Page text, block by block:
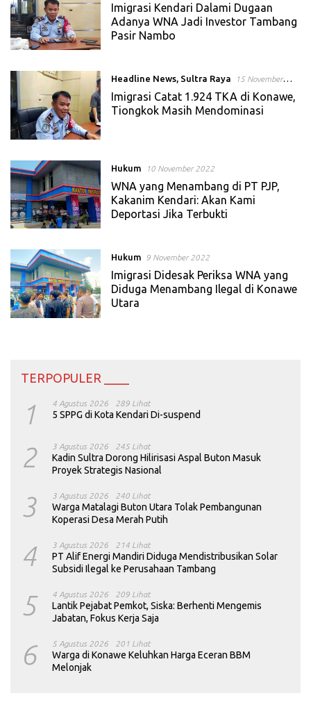
Imigrasi Kendari Dalami Dugaan
Adanya WNA Jadi Investor Tambang
Pasir Nambo
Headline News, Sultra Raya
15 November
2022
Imigrasi Catat 1.924 TKA di Konawe,
Tiongkok Masih Mendominasi
Hukum 10 November 2022
WNA yang Menambang di PT PJP,
Kakanim Kendari: Akan Kami
Deportasi Jika Terbukti
Hukum 9 November 2022
Imigrasi Didesak Periksa WNA yang
Diduga Menambang Ilegal di Konawe
Utara
TERPOPULER ____
1 4 Agustus 2026 289 Lihat
5 SPPG di Kota Kendari Di-suspend
2 3 Agustus 2026 245 Lihat
Kadin Sultra Dorong Hilirisasi Aspal Buton Masuk
Proyek Strategis Nasional
3 3 Agustus 2026 240 Lihat
Warga Matalagi Buton Utara Tolak Pembangunan
Koperasi Desa Merah Putih
4 3 Agustus 2026 214 Lihat
PT Alif Energi Mandiri Diduga Mendistribusikan Solar
Subsidi Ilegal ke Perusahaan Tambang
5 4 Agustus 2026 209 Lihat
Lantik Pejabat Pemkot, Siska: Berhenti Mengemis
Jabatan, Fokus Kerja Saja
6 5 Agustus 2026 201 Lihat
Warga di Konawe Keluhkan Harga Eceran BBM
Melonjak